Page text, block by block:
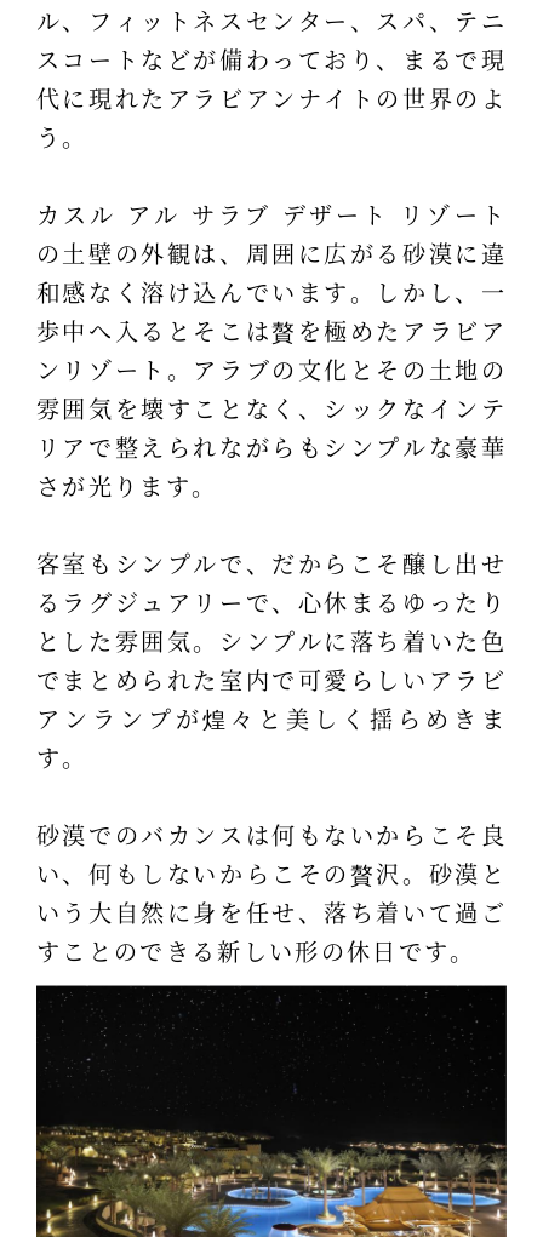
ル、フィットネスセンター、スパ、テニ
スコートなどが備わっており、まるで現
代に現れたアラビアンナイトの世界のよ
う。
カスル アル サラブ デザート リゾート
の土壁の外観は、周囲に広がる砂漠に違
和感なく溶け込んでいます。しかし、一
歩中へ入るとそこは贅を極めたアラビア
ンリゾート。アラブの文化とその土地の
雰囲気を壊すことなく、シックなインテ
リアで整えられながらもシンプルな豪華
さが光ります。
客室もシンプルで、だからこそ醸し出せ
るラグジュアリーで、心休まるゆったり
とした雰囲気。シンプルに落ち着いた色
でまとめられた室内で可愛らしいアラビ
アンランプが煌々と美しく揺らめきま
す。
砂漠でのバカンスは何もないからこそ良
い、何もしないからこその贅沢。砂漠と
いう大自然に身を任せ、落ち着いて過ご
すことのできる新しい形の休日です。